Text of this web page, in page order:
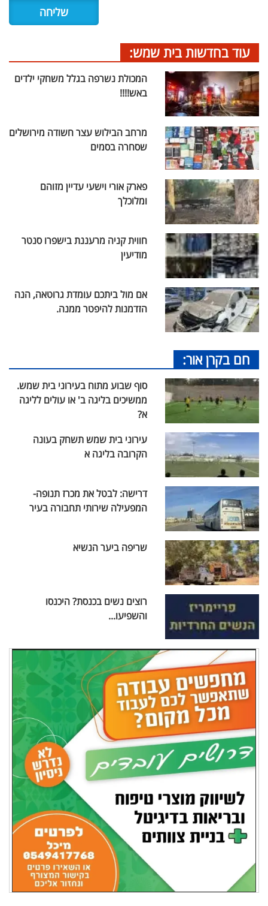
עוד בחדשות בית שמש:
המכולת נשרפה בגלל משחקי ילדים
באש!!!!
מרחב הבילוש עצר חשודה מירושלים
שסחרה בסמים
פארק אורי וישעי עדיין מזוהם
ומלוכלך
חווית קניה מרעננת בישפרו סנטר
מודיעין
אם מול ביתכם עומדת גרוטאה, הנה
הזדמנות להיפטר ממנה.
חם בקרן אור:
סוף שבוע מתוח בעירוני בית שמש.
ממשיכים בליגה ב' או עולים לליגה
א?
עירוני בית שמש תשחק בעונה
הקרובה בליגה א
דרישה: לבטל את מכרז תנופה-
המפעילה שירותי תחבורה בעיר
שריפה ביער הנשיא
רוצים נשים בכנסת? היכנסו
והשפיעו...